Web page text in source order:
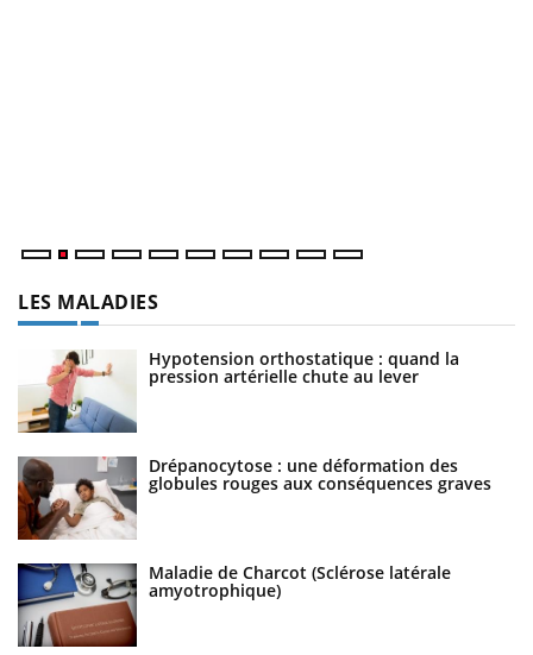
LES MALADIES
Hypotension orthostatique : quand la
pression artérielle chute au lever
Drépanocytose : une déformation des
globules rouges aux conséquences graves
Maladie de Charcot (Sclérose latérale
amyotrophique)